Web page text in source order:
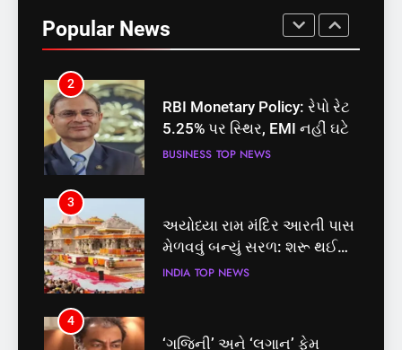
Popular News
બેઠક પરથી પવન પાંડેને 2027
માટે બનાવાયા ઉમેદવાર
INDIA
2
RBI Monetary Policy: રેપો રેટ
5.25% પર સ્થિર, EMI નહીં ઘટે
BUSINESS TOP NEWS
3
અયોધ્યા રામ મંદિર આરતી પાસ
મેળવવું બન્યું સરળ: શરૂ થઈ
તત્કાલ સુવિધા, જાણો સંપૂર્ણ
INDIA TOP NEWS
4
‘ગજિની’ અને ‘લગાન’ ફેમ